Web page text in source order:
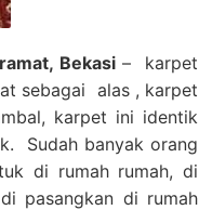
Bekasi– karpet
sebagai alas , karpet
karpet ini identik
Sudah banyak orang
di rumah rumah, di
pasangkan di rumah